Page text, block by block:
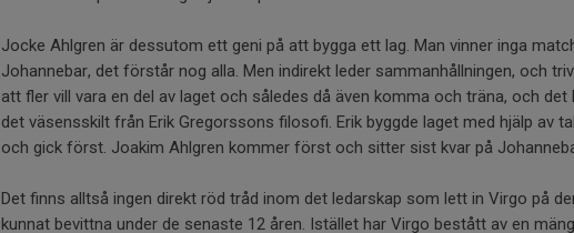
Jocke Ahlgren är dessutom ett geni på att bygga ett lag. Man vinner inga
Johannebar, det förstår nog alla. Men indirekt leder sammanhållningen, och
att fler vill vara en del av laget och således då även komma och träna, och det
det väsensskilt från Erik Gregorssons filosofi. Erik byggde laget med hjälp av
och gick först. Joakim Ahlgren kommer först och sitter sist kvar på
Det finns alltså ingen direkt röd tråd inom det ledarskap som lett in Virgo på
kunnat bevittna under de senaste 12 åren. Istället har Virgo bestått av en